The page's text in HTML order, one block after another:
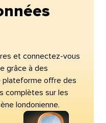
et connectez-vous
grâce à des
plateforme offre des
complètes sur les
londonienne.​​